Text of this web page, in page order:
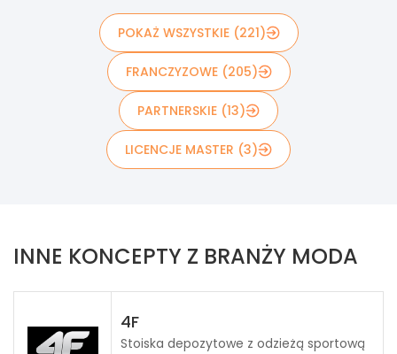
POKAŻ WSZYSTKIE (221)
FRANCZYZOWE (205)
PARTNERSKIE (13)
LICENCJE MASTER (3)
INNE KONCEPTY Z BRANŻY MODA
4F
Stoiska depozytowe z odzieżą sportową